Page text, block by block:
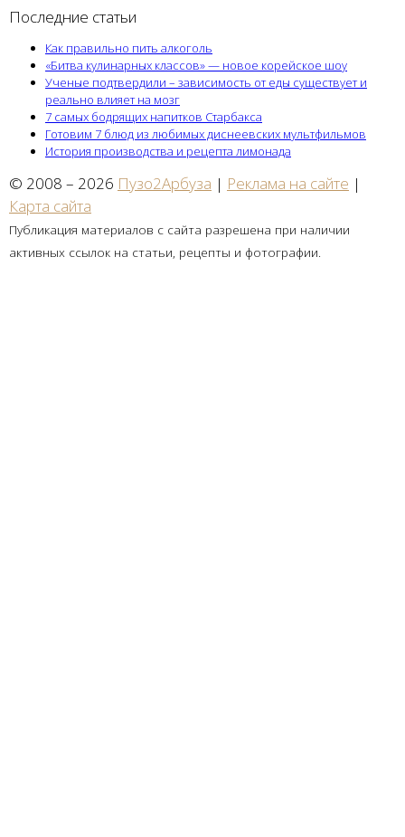
Последние статьи
Как правильно пить алкоголь
«Битва кулинарных классов» — новое корейское шоу
Ученые подтвердили – зависимость от еды существует и
реально влияет на мозг
7 самых бодрящих напитков Старбакса
Готовим 7 блюд из любимых диснеевских мультфильмов
История производства и рецепта лимонада
© 2008 – 2026 Пузо2Арбуза | Реклама на сайте |
Карта сайта
Публикация материалов с сайта разрешена при наличии
активных ссылок на статьи, рецепты и фотографии.